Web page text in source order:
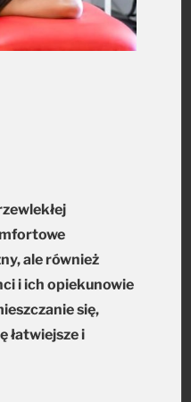
ale również
i ich opiekunowie
się,
łatwiejsze i